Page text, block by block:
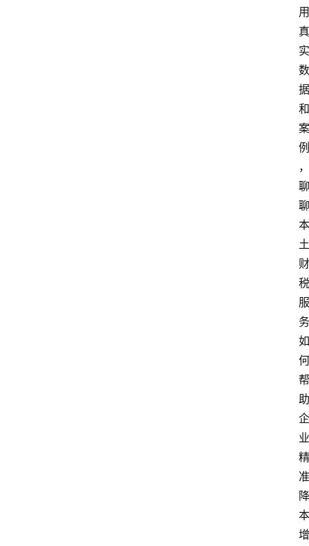
用
真
实
数
据
和
案
例
，
聊
聊
本
土
财
税
服
务
如
何
帮
助
企
业
精
准
降
本
增